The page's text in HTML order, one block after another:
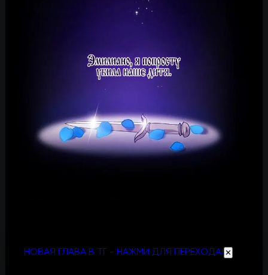
НОВАЯ ГЛАВА В ТГ - НАЖМИ ДЛЯ ПЕРЕХОДА! ✕